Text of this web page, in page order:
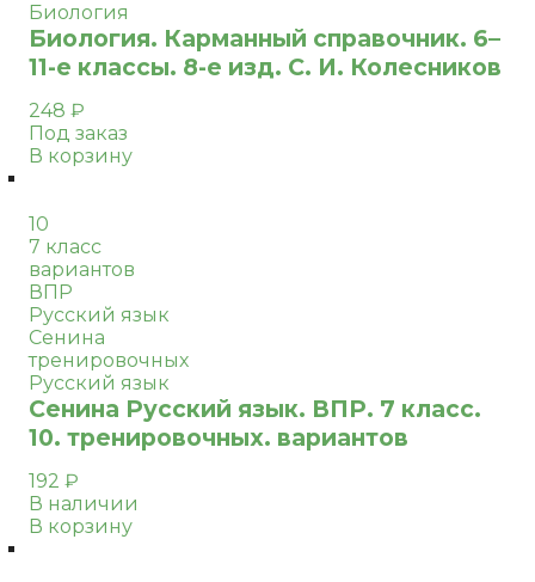
Биология
Биология. Карманный справочник. 6–
11-е классы. 8-е изд. С. И. Колесников
248 ₽
Под заказ
В корзину
10
7 класс
вариантов
ВПР
Русский язык
Сенина
тренировочных
Русский язык
Сенина Русский язык. ВПР. 7 класс.
10. тренировочных. вариантов
192 ₽
В наличии
В корзину